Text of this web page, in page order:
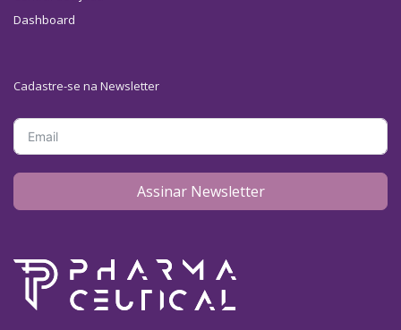
Dashboard
Cadastre-se na Newsletter
Assinar Newsletter